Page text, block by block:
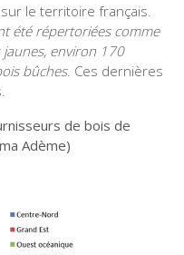
le territoire français.
été répertoriées comme
environ 170
bûches. Ces dernières
de bois de
Adème)